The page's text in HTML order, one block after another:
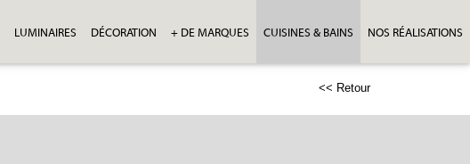
LUMINAIRES DÉCORATION + DE MARQUES CUISINES & BAINS NOS RÉALISATIONS
<< Retour